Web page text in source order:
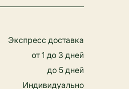
Экспресс доставка
от 1 до 3 дней
до 5 дней
Индивидуально